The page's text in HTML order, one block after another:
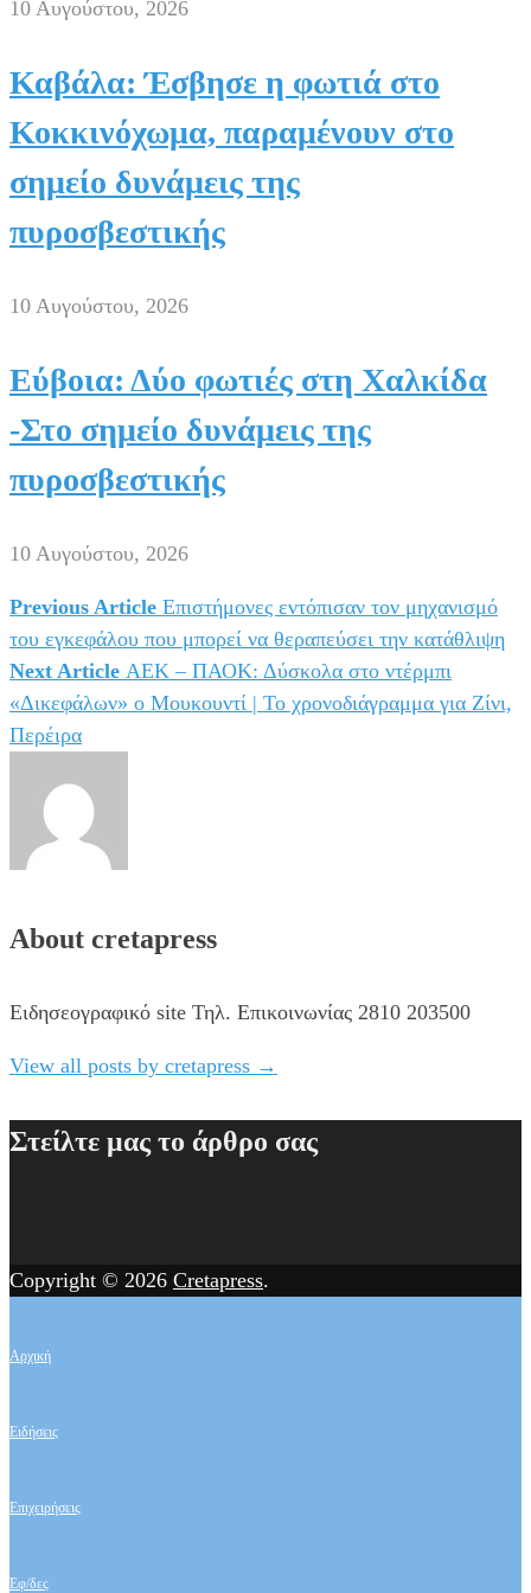
10 Αυγούστου, 2026
Καβάλα: Έσβησε η φωτιά στο
Κοκκινόχωμα, παραμένουν στο
σημείο δυνάμεις της
πυροσβεστικής
10 Αυγούστου, 2026
Εύβοια: Δύο φωτιές στη Χαλκίδα
-Στο σημείο δυνάμεις της
πυροσβεστικής
10 Αυγούστου, 2026
Πλοήγηση
άρθρων
Previous Article Επιστήμονες εντόπισαν τον μηχανισμό
του εγκεφάλου που μπορεί να θεραπεύσει την κατάθλιψη
Next Article ΑΕΚ – ΠΑΟΚ: Δύσκολα στο ντέρμπι
«Δικεφάλων» ο Μουκουντί | Το χρονοδιάγραμμα για Ζίνι,
Περέιρα
About cretapress
Ειδησεογραφικό site Τηλ. Επικοινωνίας 2810 203500
View all posts by cretapress →
Στείλτε μας το άρθρο σας
Copyright © 2026 Cretapress.
Αρχική
Ειδήσεις
Επιχειρήσεις
Εφ/δες